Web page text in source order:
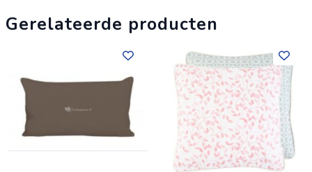
Gerelateerde producten